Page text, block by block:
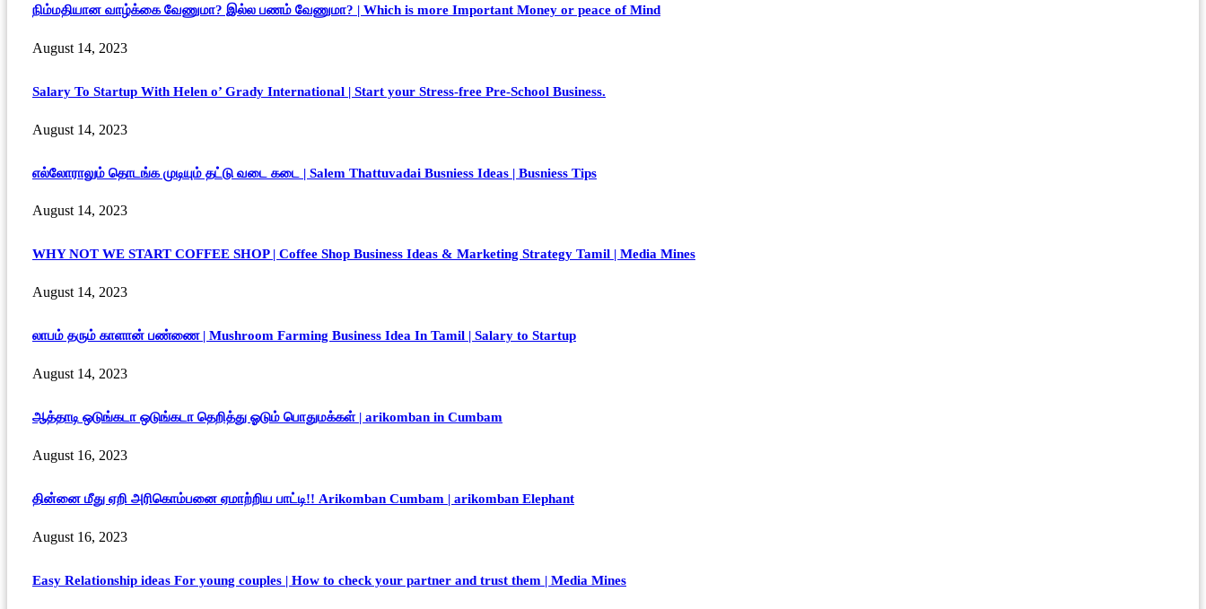
நிம்மதியான வாழ்க்கை வேணுமா? இல்ல பணம் வேணுமா? | Which is more Important Money or peace of Mind
August 14, 2023
Salary To Startup With Helen o’ Grady International | Start your Stress-free Pre-School Business.
August 14, 2023
எல்லோராலும் தொடங்க முடியும் தட்டு வடை கடை | Salem Thattuvadai Busniess Ideas | Busniess Tips
August 14, 2023
WHY NOT WE START COFFEE SHOP | Coffee Shop Business Ideas & Marketing Strategy Tamil | Media Mines
August 14, 2023
லாபம் தரும் காளான் பண்ணை | Mushroom Farming Business Idea In Tamil | Salary to Startup
August 14, 2023
ஆத்தாடி ஒடுங்கடா ஒடுங்கடா தெறித்து ஓடும் பொதுமக்கள் | arikomban in Cumbam
August 16, 2023
தின்னை மீது ஏறி அரிகொம்பனை ஏமாற்றிய பாட்டி!! Arikomban Cumbam | arikomban Elephant
August 16, 2023
Easy Relationship ideas For young couples | How to check your partner and trust them | Media Mines